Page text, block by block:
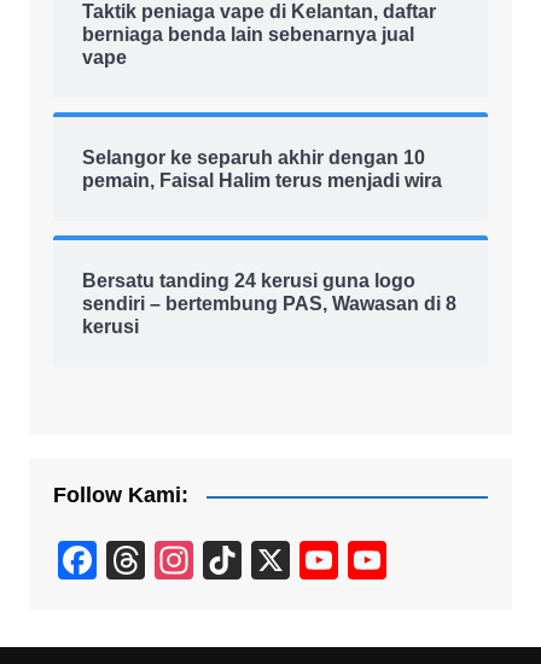
Taktik peniaga vape di Kelantan, daftar
berniaga benda lain sebenarnya jual
vape
Selangor ke separuh akhir dengan 10
pemain, Faisal Halim terus menjadi wira
Bersatu tanding 24 kerusi guna logo
sendiri – bertembung PAS, Wawasan di 8
kerusi
Follow Kami:
F
c
T
e
In
a
Ti
T
X
Y
u
u